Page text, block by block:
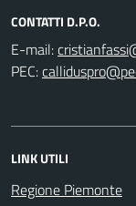
CONTATTI D.P.O.
E-mail:
PEC:
LINK UTILI
Regione Piemonte